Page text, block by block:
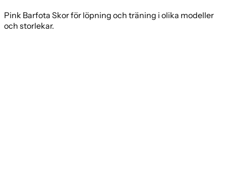
Pink Barfota Skor för löpning och träning i olika modeller
och storlekar.